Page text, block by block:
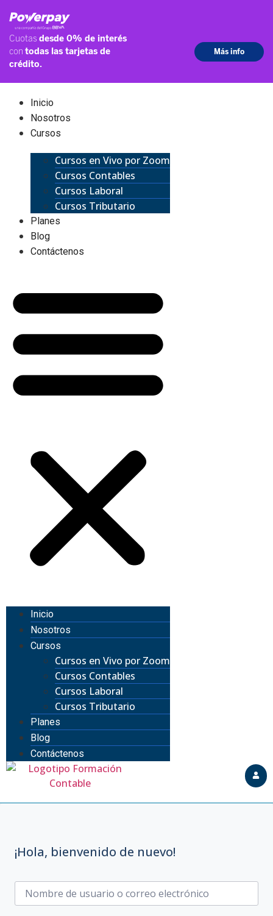
Inicio
Nosotros
Cursos
Cursos en Vivo por Zoom
Cursos Contables
Cursos Laboral
Cursos Tributario
Planes
Blog
Contáctenos
Inicio
Nosotros
Cursos
Cursos en Vivo por Zoom
Cursos Contables
Cursos Laboral
Cursos Tributario
Planes
Blog
Contáctenos
¡Hola, bienvenido de nuevo!